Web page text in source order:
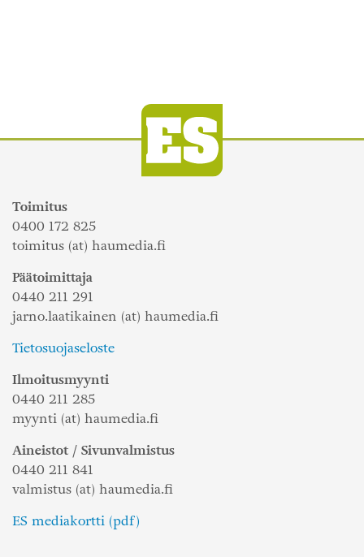
Toimitus
0400 172 825
toimitus (at) haumedia.fi
Päätoimittaja
0440 211 291
jarno.laatikainen (at) haumedia.fi
Tietosuojaseloste
Ilmoitusmyynti
0440 211 285
myynti (at) haumedia.fi
Aineistot / Sivunvalmistus
0440 211 841
valmistus (at) haumedia.fi
ES mediakortti (pdf)